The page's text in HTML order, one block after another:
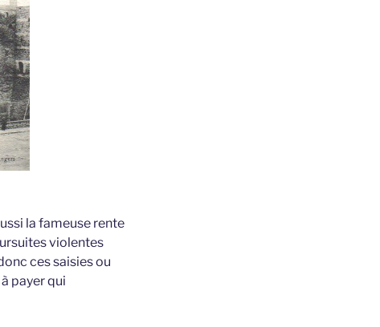
la fameuse rente
violentes
ces saisies ou
payer qui